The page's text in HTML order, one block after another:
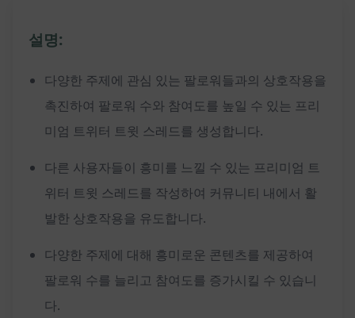
설명:
다양한 주제에 관심 있는 팔로워들과의 상호작용을
촉진하여 팔로워 수와 참여도를 높일 수 있는 프리
미엄 트위터 트윗 스레드를 생성합니다.
다른 사용자들이 흥미를 느낄 수 있는 프리미엄 트
위터 트윗 스레드를 작성하여 커뮤니티 내에서 활
발한 상호작용을 유도합니다.
다양한 주제에 대해 흥미로운 콘텐츠를 제공하여
팔로워 수를 늘리고 참여도를 증가시킬 수 있습니
다.